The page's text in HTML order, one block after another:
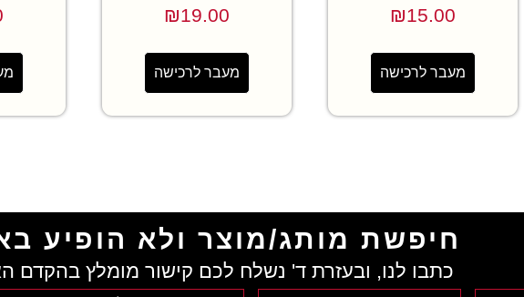
₪15.00
מעבר לרכישה
₪19.00
מעבר לרכישה
חיפשת מותג/מוצר ולא הופיע
כתבו לנו, ובעזרת ד' נשלח לכם קישור מומלץ בהקדם